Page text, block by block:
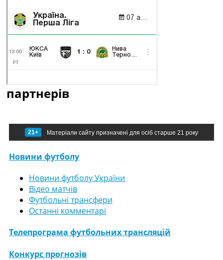
партнерів
21+ Матеріали сайту призначені для осіб старше 21 року
Новини футболу
Новини футболу України
Відео матчів
Футбольні трансфери
Останні комментарі
Телепрограма футбольних трансляцій
Конкурс прогнозів